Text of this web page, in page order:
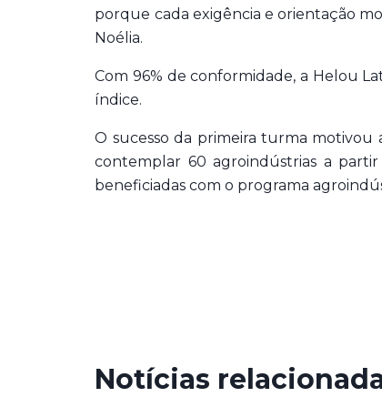
porque cada exigência e orientação
Noélia.
Com 96% de conformidade, a Helou
índice.
O sucesso da primeira turma
contemplar 60 agroindústrias a
beneficiadas com o programa
Notícias